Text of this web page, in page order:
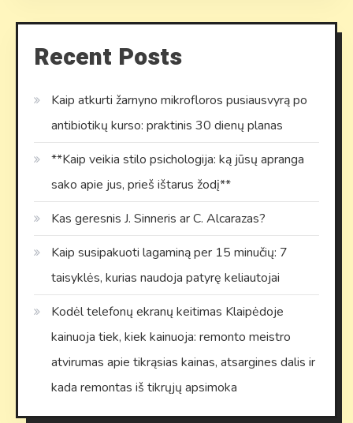
Recent Posts
Kaip atkurti žarnyno mikrofloros pusiausvyrą po
antibiotikų kurso: praktinis 30 dienų planas
**Kaip veikia stilo psichologija: ką jūsų apranga
sako apie jus, prieš ištarus žodį**
Kas geresnis J. Sinneris ar C. Alcarazas?
Kaip susipakuoti lagaminą per 15 minučių: 7
taisyklės, kurias naudoja patyrę keliautojai
Kodėl telefonų ekranų keitimas Klaipėdoje
kainuoja tiek, kiek kainuoja: remonto meistro
atvirumas apie tikrąsias kainas, atsargines dalis ir
kada remontas iš tikrųjų apsimoka